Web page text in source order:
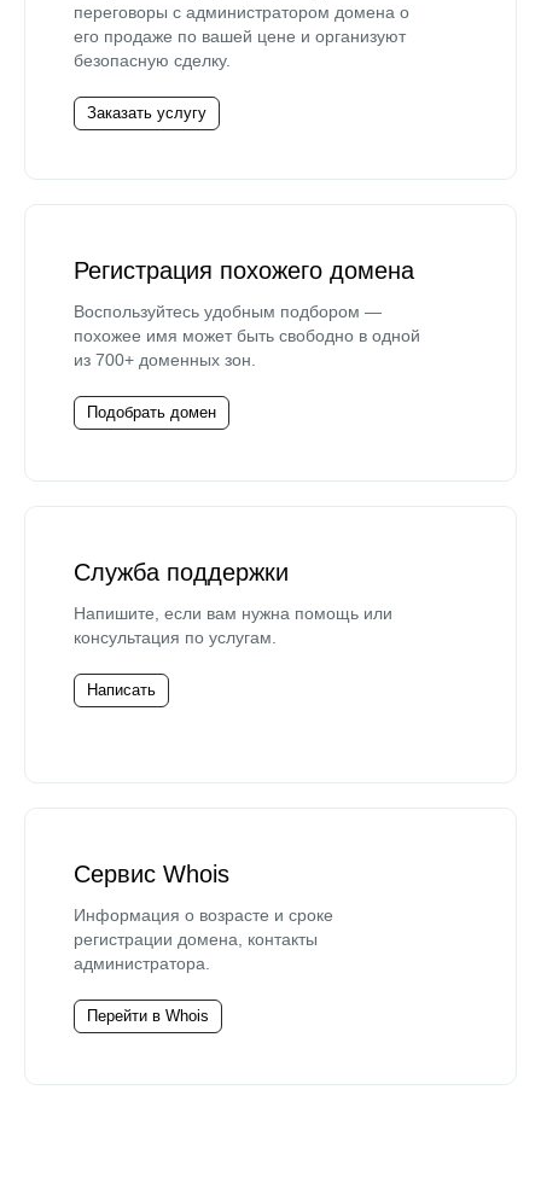
переговоры с администратором домена о
его продаже по вашей цене и организуют
безопасную сделку.
Заказать услугу
Регистрация похожего домена
Воспользуйтесь удобным подбором —
похожее имя может быть свободно в одной
из 700+ доменных зон.
Подобрать домен
Служба поддержки
Напишите, если вам нужна помощь или
консультация по услугам.
Написать
Сервис Whois
Информация о возрасте и сроке
регистрации домена, контакты
администратора.
Перейти в Whois